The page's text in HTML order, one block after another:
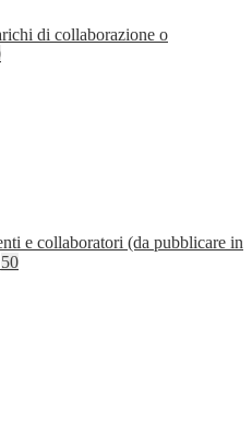
di collaborazione o
e collaboratori (da pubblicare in
50